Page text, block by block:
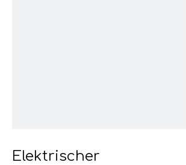
Elektrischer